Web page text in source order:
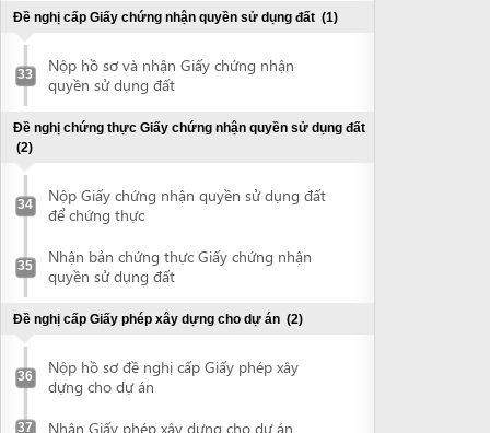
Đề nghị cấp Giấy phép xây dựng cho dự án (2)
36 Nộp hồ sơ đề nghị cấp Giấy phép xây
dựng cho dự án
37 Nhận Giấy phép xây dựng cho dự án